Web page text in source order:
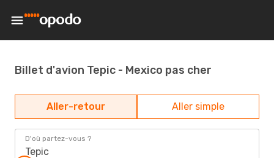
Billet d'avion Tepic - Mexico pas cher
Aller-retour Aller simple
D'où partez-vous ?
Tepic